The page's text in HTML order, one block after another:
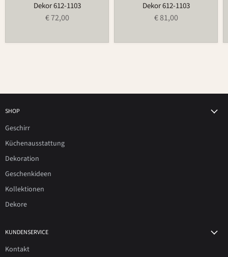
Dekor 612-1103
€ 72,00
Dekor 612-1103
€ 81,00
SHOP
Geschirr
Küchenausstattung
Dekoration
Geschenkideen
Kollektionen
Dekore
KUNDENSERVICE
Kontakt